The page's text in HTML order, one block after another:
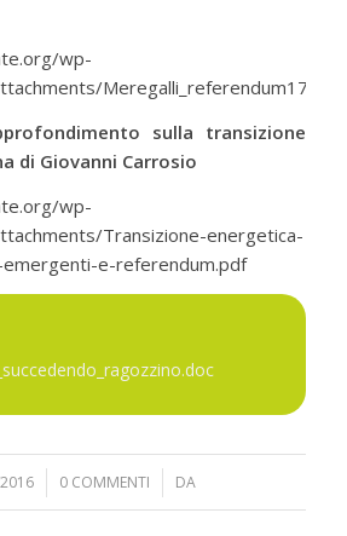
wp-
sulla transizione
di Giovanni Carrosio
wp-
Transizione-energetica-
emergenti-e-referendum.pdf
0 COMMENTI
/ DA